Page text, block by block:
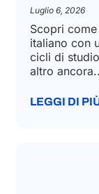
Luglio 6, 2026
Scopri
italiano con
cicli di
altro
LEGGI DI